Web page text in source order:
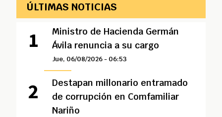
ÚLTIMAS NOTICIAS
Ministro de Hacienda Germán
Ávila renuncia a su cargo
Jue, 06/08/2026 - 06:53
Destapan millonario entramado
de corrupción en Comfamiliar
Nariño